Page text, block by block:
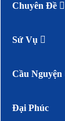
Chuyên Đề
Sứ Vụ
Cầu Nguyện
Đại Phúc